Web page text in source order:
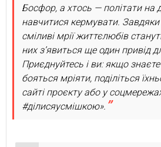
Босфор, а хтось — політати на
навчитися кермувати. Завдяки
сміливі мрії життєлюбів
них з’явиться ще один привід
Приєднуйтесь і ви: якщо
бояться мріяти, поділіться
сайті проєкту або у
#ділисяусмішкою».